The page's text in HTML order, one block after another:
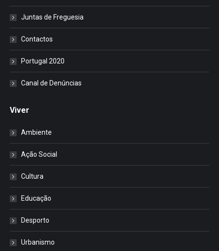
Juntas de Freguesia
Contactos
Portugal 2020
Canal de Denúncias
Viver
Ambiente
Ação Social
Cultura
Educação
Desporto
Urbanismo